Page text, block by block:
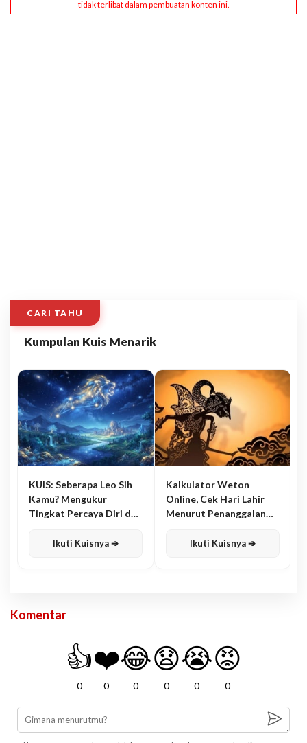
CARI TAHU
Kumpulan Kuis Menarik
KUIS: Seberapa Leo Sih
Kamu? Mengukur
Tingkat Percaya Diri dan
Ikuti Kuisnya ➔
Kalkulator Weton
Online, Cek Hari Lahir
Menurut Penanggalan
Ikuti Kuisnya ➔
Komentar
👍
0
❤️
0
😂
0
😧
0
😭
0
😡
0